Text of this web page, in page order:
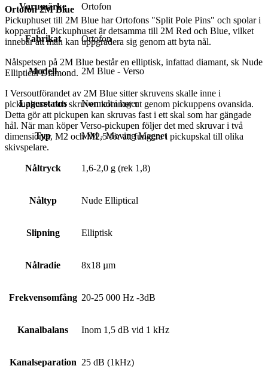
Ortofon 2M Blue
Pickuphuset till 2M Blue har Ortofons "Split Pole Pins" och spolar i
koppartråd. Pickuphuset är detsamma till 2M Red och Blue, vilket
innebär att man kan uppgradera sig genom att byta nål.
Nålspetsen på 2M Blue består en elliptisk, infattad diamant, sk Nude
Elliptical Diamond.
I Versoutförandet av 2M Blue sitter skruvens skalle inne i
pickuphuset och skruven kommer ut genom pickuppens ovansida.
Detta gör att pickupen kan skruvas fast i ett skal som har gängade
hål. När man köper Verso-pickupen följer det med skruvar i två
dimensioner, M2 och M2,5 för att fungera i pickupskal till olika
skivspelare.
Varumärke Ortofon
Fabrikat Ortofon
Modell 2M Blue - Verso
Lagerstatus Normalt i lager
Typ MM - Moving Magnet
Nåltryck 1,6-2,0 g (rek 1,8)
Nåltyp Nude Elliptical
Slipning Elliptisk
Nålradie 8x18 µm
Frekvensomfång 20-25 000 Hz -3dB
Kanalbalans Inom 1,5 dB vid 1 kHz
Kanalseparation 25 dB (1kHz)